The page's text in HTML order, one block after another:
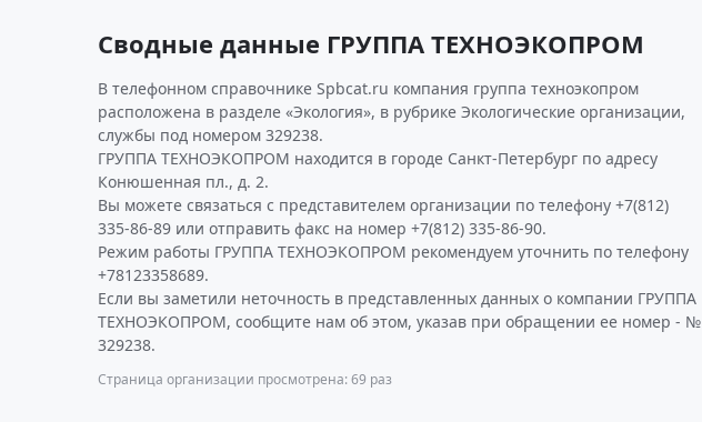
Сводные данные ГРУППА ТЕХНОЭКОПРОМ
В телефонном справочнике Spbcat.ru компания группа техноэкопром
расположена в разделе «Экология», в рубрике Экологические организации,
службы под номером 329238.
ГРУППА ТЕХНОЭКОПРОМ находится в городе Санкт-Петербург по адресу
Конюшенная пл., д. 2.
Вы можете связаться с представителем организации по телефону +7(812)
335-86-89 или отправить факс на номер +7(812) 335-86-90.
Режим работы ГРУППА ТЕХНОЭКОПРОМ рекомендуем уточнить по телефону
+78123358689.
Если вы заметили неточность в представленных данных о компании ГРУППА
ТЕХНОЭКОПРОМ, сообщите нам об этом, указав при обращении ее номер - №
329238.
Страница организации просмотрена: 69 раз